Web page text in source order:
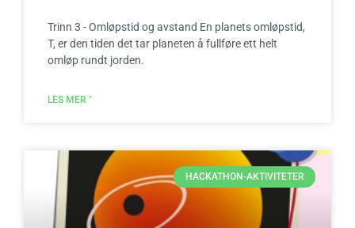
Trinn 3 - Omløpstid og avstand En planets omløpstid,
T, er den tiden det tar planeten å fullføre ett helt
omløp rundt jorden.
LES MER "
HACKATHON-AKTIVITETER